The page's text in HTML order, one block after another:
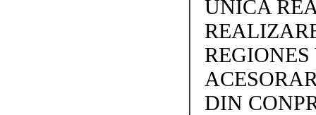
UNICA
REGIONES
DIN